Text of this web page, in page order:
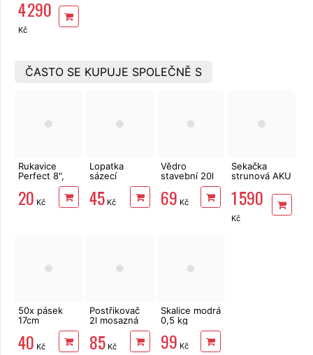
Pro RALM
4020i set
4 290
Kč
ČASTO SE KUPUJE SPOLEČNĚ S
Rukavice
Perfect 8",
20 Kč
Lopatka
sázecí
kovová široká
Bradas DE
LUXE
45Kč
Vědro
stavební 20l
zesílené s
vodoznakem
69 Kč
Sekačka
strunová AKU
nabíječka
Riwall Pro
RALT 2320
set, 20V
1 590
Kč
50x pásek
17cm
rozepínací,
vázací
40 Kč
Postřikovač
2l mosazná
tlakový
85Kč
Skalice modrá
0,5 kg
99 Kč